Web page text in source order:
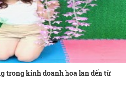
trong kinh doanh hoa lan đến từ